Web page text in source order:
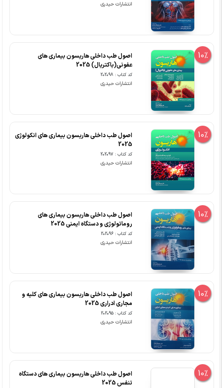
انتشارات حیدری
10%
اصول طب داخلی هاریسون بیماری های
عفونی(باکتریال) 2025
کد کتاب : 202098
انتشارات حیدری
10%
اصول طب داخلی هاریسون بیماری های انکولوژی
2025
کد کتاب : 202097
انتشارات حیدری
10%
اصول طب داخلی هاریسون بیماری های
روماتولوژی و دستگاه ایمنی 2025
کد کتاب : 202096
انتشارات حیدری
10%
اصول طب داخلی هاریسون بیماری های کلیه و
مجاری ادراری 2025
کد کتاب : 202095
انتشارات حیدری
10%
اصول طب داخلی هاریسون بیماری های دستگاه
تنفس 2025